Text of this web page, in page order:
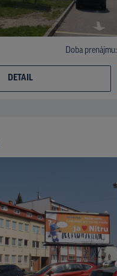
Doba prenájmu:
DETAIL